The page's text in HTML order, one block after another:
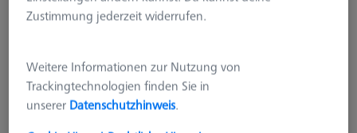
Zustimmung jederzeit widerrufen.
Weitere Informationen zur Nutzung von
Trackingtechnologien finden Sie in
unserer Datenschutzhinweis.